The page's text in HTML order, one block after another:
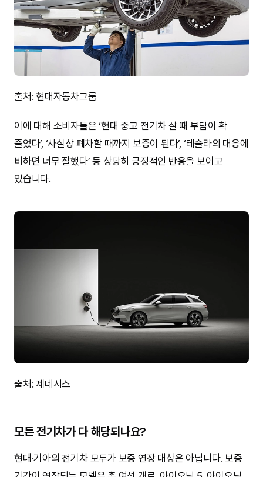
출처: 현대자동차그룹
이에 대해 소비자들은 ‘현대 중고 전기차 살 때 부담이 확
줄었다’, ‘사실상 폐차할 때까지 보증이 된다’, ‘테슬라의 대응에
비하면 너무 잘했다’ 등 상당히 긍정적인 반응을 보이고
있습니다.
출처: 제네시스
모든 전기차가 다 해당되나요?
현대·기아의 전기차 모두가 보증 연장 대상은 아닙니다. 보증